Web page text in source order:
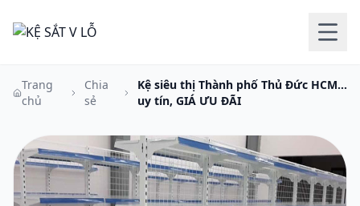
Trang
chủ
Chia
sẻ
Kệ siêu thị Thành phố Thủ Đức HCM,
uy tín, GIÁ ƯU ĐÃI